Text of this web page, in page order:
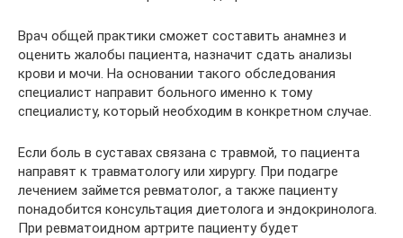
Врач общей практики сможет составить анамнез и
оценить жалобы пациента, назначит сдать анализы
крови и мочи. На основании такого обследования
специалист направит больного именно к тому
специалисту, который необходим в конкретном случае.
Если боль в суставах связана с травмой, то пациента
направят к травматологу или хирургу. При подагре
лечением займется ревматолог, а также пациенту
понадобится консультация диетолога и эндокринолога.
При ревматоидном артрите пациенту будет